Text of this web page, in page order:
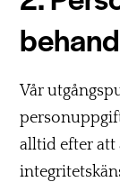
Vår
alltid efter att